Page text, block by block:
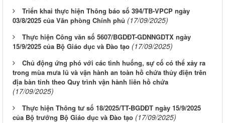
Triển khai thực hiện Thông báo số 394/TB-VPCP ngày
03/8/2025 của Văn phòng Chính phủ (17/09/2025)
Thực hiện Công văn số 5607/BGDĐT-GDNNGDTX ngày
15/9/2025 của Bộ Giáo dục và Đào tạo (17/09/2025)
Chủ động ứng phó với các tình huống, sự cố có thể xảy ra
trong mùa mưa lũ và vận hành an toàn hồ chứa thủy điện trên
địa bàn tỉnh theo Quy trình vận hành liên hồ chứa
(17/09/2025)
Thực hiện Thông tư số 18/2025/TT-BGDĐT ngày 15/9/2025
của Bộ trưởng Bộ Giáo dục và Đào tạo (17/09/2025)